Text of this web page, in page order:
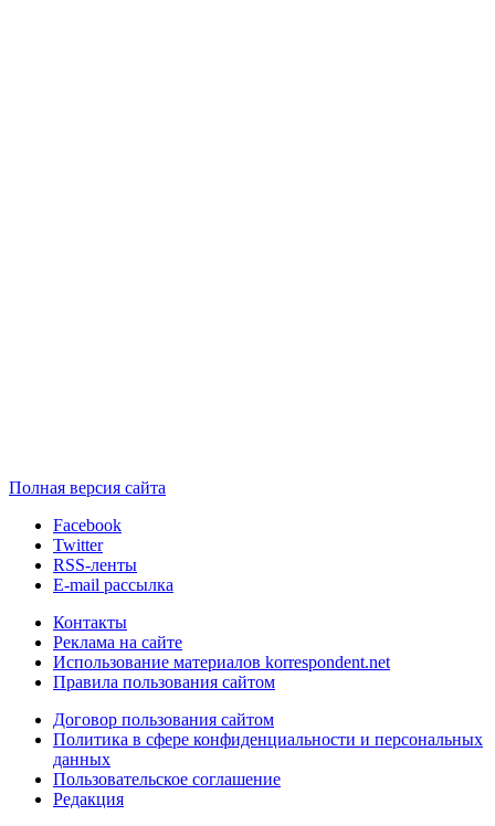
Полная версия сайта
Facebook
Twitter
RSS-ленты
E-mail рассылка
Контакты
Реклама на сайте
Использование материалов korrespondent.net
Правила пользования сайтом
Договор пользования сайтом
Политика в сфере конфиденциальности и персональных
данных
Пользовательское соглашение
Редакция